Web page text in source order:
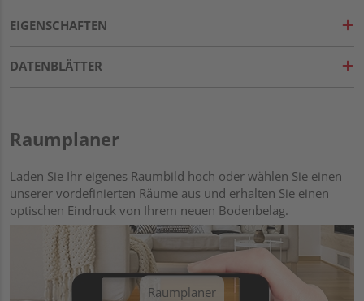
EIGENSCHAFTEN
DATENBLÄTTER
Raumplaner
Laden Sie Ihr eigenes Raumbild hoch oder wählen Sie einen
unserer vordefinierten Räume aus und erhalten Sie einen
optischen Eindruck von Ihrem neuen Bodenbelag.
Raumplaner